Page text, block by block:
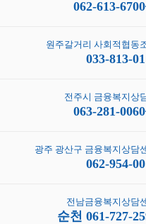
062-613-
원주갈거리 사회적협동
033-813-
전주시 금융복지상
063-281-
광주 광산구 금융복지상담
062-954-
전남금융복지상담
순천 061-727-